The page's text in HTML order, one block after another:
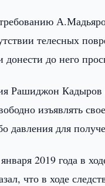
телесных
до него
Рашиджон Кадыров
изъявлять
давления для
2019 года в
что в ходе